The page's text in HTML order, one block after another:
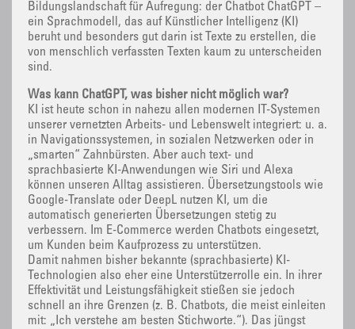
Bildungslandschaft für Aufregung: der Chatbot ChatGPT –
ein Sprachmodell, das auf Künstlicher Intelligenz (KI)
beruht und besonders gut darin ist Texte zu erstellen, die
von menschlich verfassten Texten kaum zu unterscheiden
sind.
Was kann ChatGPT, was bisher nicht möglich war?
KI ist heute schon in nahezu allen modernen IT-Systemen
unserer vernetzten Arbeits- und Lebenswelt integriert: u. a.
in Navigationssystemen, in sozialen Netzwerken oder in
„smarten“ Zahnbürsten. Aber auch text- und
sprachbasierte KI-Anwendungen wie Siri und Alexa
können unseren Alltag assistieren. Übersetzungstools wie
Google-Translate oder DeepL nutzen KI, um die
automatisch generierten Übersetzungen stetig zu
verbessern. Im E-Commerce werden Chatbots eingesetzt,
um Kunden beim Kaufprozess zu unterstützen.
Damit nahmen bisher bekannte (sprachbasierte) KI-
Technologien also eher eine Unterstützerrolle ein. In ihrer
Effektivität und Leistungsfähigkeit stießen sie jedoch
schnell an ihre Grenzen (z. B. Chatbots, die meist einleiten
mit: „Ich verstehe am besten Stichworte.“). Das jüngst